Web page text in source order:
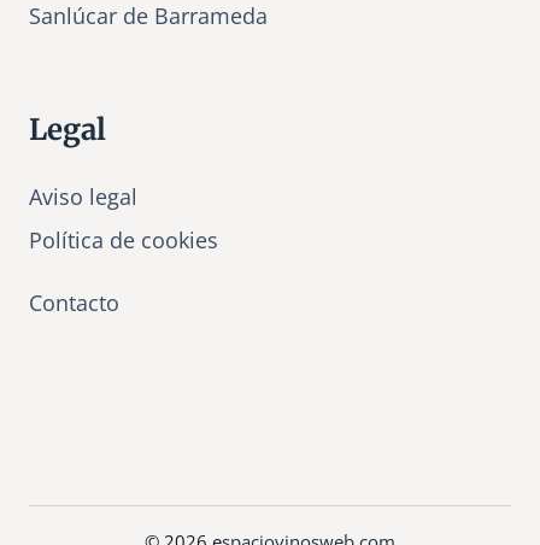
Sanlúcar de Barrameda
Legal
Aviso legal
Política de cookies
Contacto